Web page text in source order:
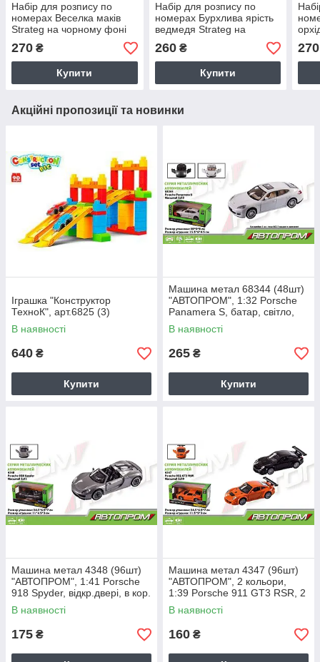
Набір для розпису по
номерах Веселка маків
Strateg на чорному фоні
розміром 40х40 см
(AV4040-77)
270 ₴
Купити
Набір для розпису по
номерах Бурхлива ярість
ведмедя Strateg на
чорному фоні розміром
30х40 см (FH-1)
260₴
Купити
270
Акційні пропозиції та новинки
Іграшка "Конструктор
ТехноК", арт.6825 (3)
В наявності
640 ₴
Купити
Машина метал 68344 (48шт)
"АВТОПРОМ", 1:32 Porsche
Panamera S, батар, світло,
звук, відкр.двері, в кор
В наявності
265 ₴
Купити
Машина метал 4348 (96шт)
"АВТОПРОМ", 1:41 Porsche
918 Spyder, відкр.двері, в кор.
14,5 * 6,5 * 7см
В наявності
175 ₴
Машина метал 4347 (96шт)
"АВТОПРОМ", 2 кольори,
1:39 Porsche 911 GT3 RSR, 2
кольори, відкр.двері, в кор. 14
В наявності
160 ₴